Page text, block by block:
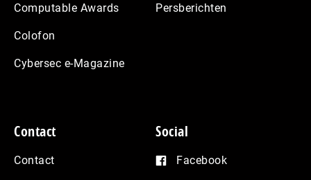
Computable Awards
Colofon
Cybersec e-Magazine
Persberichten
Contact
Contact
Social
Facebook